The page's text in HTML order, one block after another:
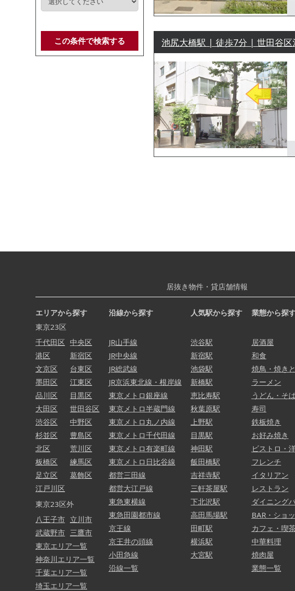
この条件で検索する 池尻大橋駅 | 徒歩7分 | 世田谷区
居抜き物件・貸店舗情報
エリアから探す
東京23区
千代田区
港区
文京区
墨田区
品川区
大田区
渋谷区
杉並区
北区
板橋区
足立区
江戸川区
中央区
新宿区
台東区
江東区
目黒区
世田谷区
中野区
豊島区
荒川区
練馬区
葛飾区
東京23区外
八王子市
武蔵野市
立川市
三鷹市
東京エリア一覧
神奈川エリア一覧
千葉エリア一覧
埼玉エリア一覧
沿線から探す
JR山手線
JR中央線
JR総武線
JR京浜東北線・根岸線
東京メトロ銀座線
東京メトロ半蔵門線
東京メトロ丸ノ内線
東京メトロ千代田線
東京メトロ有楽町線
東京メトロ日比谷線
都営三田線
都営大江戸線
東急東横線
東急田園都市線
京王線
京王井の頭線
小田急線
沿線一覧
人気駅から探す
渋谷駅
新宿駅
池袋駅
新橋駅
恵比寿駅
秋葉原駅
上野駅
目黒駅
神田駅
飯田橋駅
吉祥寺駅
三軒茶屋駅
下北沢駅
高田馬場駅
田町駅
横浜駅
大宮駅
業態から探
居酒屋
和食
焼鳥・焼き
ラーメン
うどん・そ
寿司
鉄板焼き
お好み焼き
ビストロ・
フレンチ
イタリアン
レストラン
ダイニング
BAR・ショ
カフェ・喫
中華料理
焼肉屋
業態一覧